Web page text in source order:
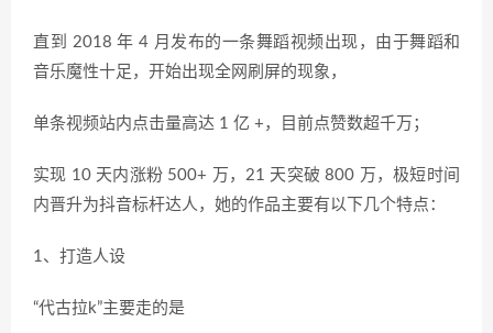
直到 2018 年 4 月发布的一条舞蹈视频出现，由于舞蹈和
音乐魔性十足，开始出现全网刷屏的现象，
单条视频站内点击量高达 1 亿 +，目前点赞数超千万；
实现 10 天内涨粉 500+ 万，21 天突破 800 万，极短时间
内晋升为抖音标杆达人，她的作品主要有以下几个特点：
1、打造人设
“代古拉k”主要走的是